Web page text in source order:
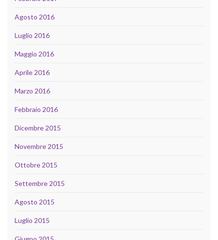
Agosto 2016
Luglio 2016
Maggio 2016
Aprile 2016
Marzo 2016
Febbraio 2016
Dicembre 2015
Novembre 2015
Ottobre 2015
Settembre 2015
Agosto 2015
Luglio 2015